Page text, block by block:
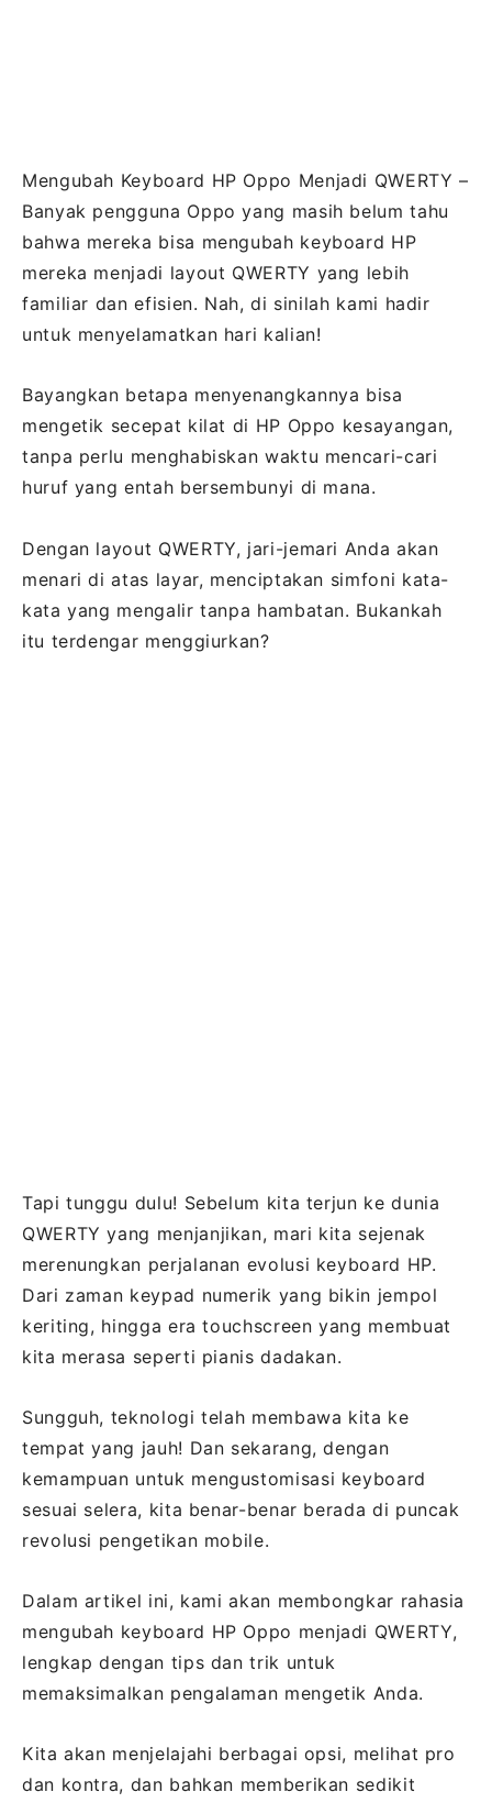
Mengubah Keyboard HP Oppo Menjadi QWERTY –
Banyak pengguna Oppo yang masih belum tahu
bahwa mereka bisa mengubah keyboard HP
mereka menjadi layout QWERTY yang lebih
familiar dan efisien. Nah, di sinilah kami hadir
untuk menyelamatkan hari kalian!
Bayangkan betapa menyenangkannya bisa
mengetik secepat kilat di HP Oppo kesayangan,
tanpa perlu menghabiskan waktu mencari-cari
huruf yang entah bersembunyi di mana.
Dengan layout QWERTY, jari-jemari Anda akan
menari di atas layar, menciptakan simfoni kata-
kata yang mengalir tanpa hambatan. Bukankah
itu terdengar menggiurkan?
Tapi tunggu dulu! Sebelum kita terjun ke dunia
QWERTY yang menjanjikan, mari kita sejenak
merenungkan perjalanan evolusi keyboard HP.
Dari zaman keypad numerik yang bikin jempol
keriting, hingga era touchscreen yang membuat
kita merasa seperti pianis dadakan.
Sungguh, teknologi telah membawa kita ke
tempat yang jauh! Dan sekarang, dengan
kemampuan untuk mengustomisasi keyboard
sesuai selera, kita benar-benar berada di puncak
revolusi pengetikan mobile.
Dalam artikel ini, kami akan membongkar rahasia
mengubah keyboard HP Oppo menjadi QWERTY,
lengkap dengan tips dan trik untuk
memaksimalkan pengalaman mengetik Anda.
Kita akan menjelajahi berbagai opsi, melihat pro
dan kontra, dan bahkan memberikan sedikit